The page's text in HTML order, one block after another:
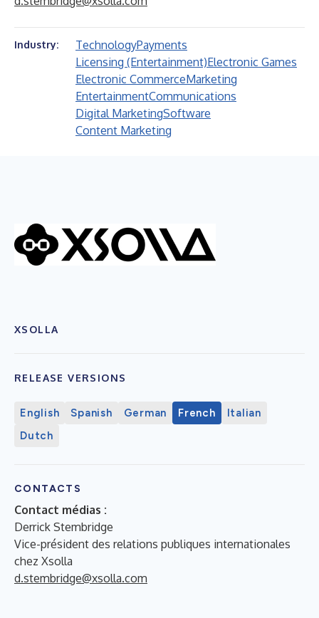
Industry: TechnologyPayments
Licensing (Entertainment)Electronic Games
Electronic CommerceMarketing
EntertainmentCommunications
Digital MarketingSoftware
Content Marketing
XSOLLA
RELEASE VERSIONS
English Spanish German French
Italian
Dutch
CONTACTS
Contact médias :
Derrick Stembridge
Vice-président des relations publiques internationales
chez Xsolla
d.stembridge@xsolla.com